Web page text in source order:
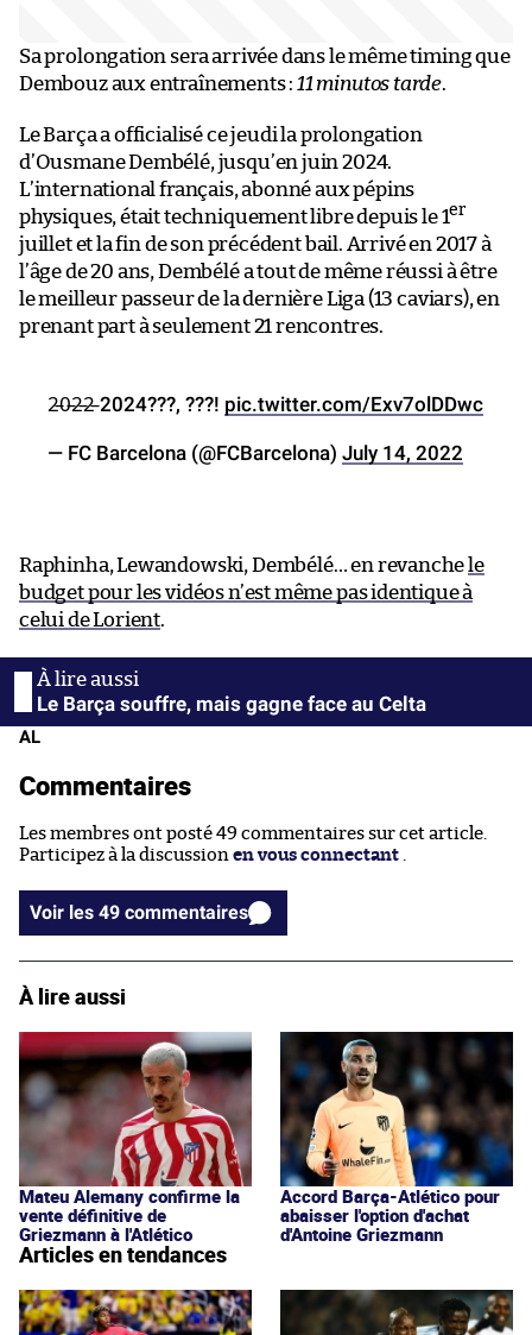
Sa prolongation sera arrivée dans le même timing que
Dembouz aux entraînements : 11 minutos tarde.
Le Barça a officialisé ce jeudi la prolongation
d’Ousmane Dembélé, jusqu’en juin 2024.
L’international français, abonné aux pépins
physiques, était techniquement libre depuis le 1er
juillet et la fin de son précédent bail. Arrivé en 2017 à
l’âge de 20 ans, Dembélé a tout de même réussi à être
le meilleur passeur de la dernière Liga (13 caviars), en
prenant part à seulement 21 rencontres.
2̵0̵2̵2̵ 2024???, ???! pic.twitter.com/Exv7olDDwc
— FC Barcelona (@FCBarcelona) July 14, 2022
Raphinha, Lewandowski, Dembélé… en revanche le
budget pour les vidéos n’est même pas identique à
celui de Lorient.
Le Barça souffre, mais gagne face au Celta
AL
Commentaires
Les membres ont posté 49 commentaires sur cet article.
Participez à la discussion en vous connectant .
Voir les 49 commentaires
À lire aussi
Mateu Alemany confirme la
vente définitive de
Griezmann à l'Atlético
Accord Barça-Atlético pour
abaisser l'option d'achat
d'Antoine Griezmann
Articles en tendances